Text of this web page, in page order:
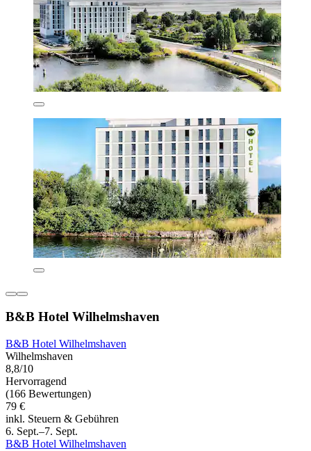
B&B Hotel Wilhelmshaven
B&B Hotel Wilhelmshaven
Wilhelmshaven
8,8/10
Hervorragend
(166 Bewertungen)
79 €
inkl. Steuern & Gebühren
6. Sept.–7. Sept.
B&B Hotel Wilhelmshaven